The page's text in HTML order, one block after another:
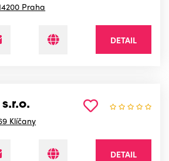
Praha
DETAIL
s.r.o.
Klíčany
DETAIL